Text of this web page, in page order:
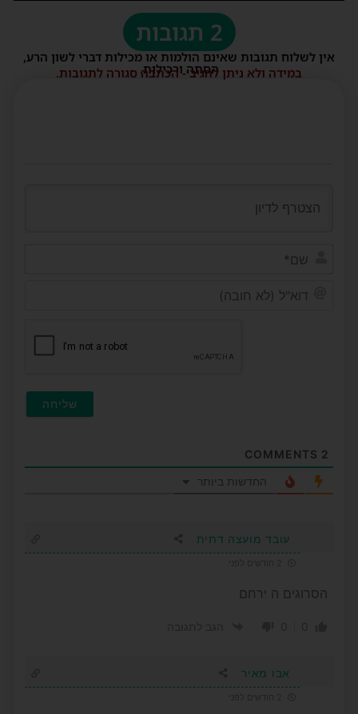
2 תגובות
אין לשלוח תגובות שאינם הולמות או מכילות דברי לשון הרע,
הסתה ורכילות.
במידה ולא ניתן להגיב - הכתבה סגורה לתגובות.
2
החדשות ביותר
עובד מועצה דתית
הסרוגים ה ירחם
אבו מאיר